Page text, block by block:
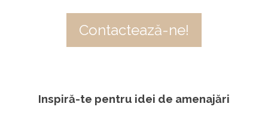
Contactează-ne!
Inspiră-te pentru idei de amenajări